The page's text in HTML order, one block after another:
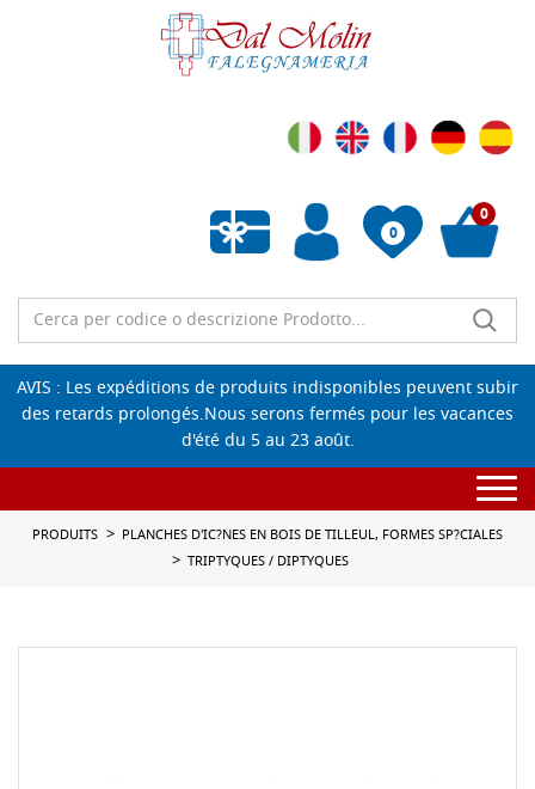
0
Liste de souhaits vide
0
AVIS : Les expéditions de produits indisponibles peuvent subir
des retards prolongés.Nous serons fermés pour les vacances
d'été du 5 au 23 août.
PRODUITS
PLANCHES D'IC?NES EN BOIS DE TILLEUL, FORMES SP?CIALES
TRIPTYQUES / DIPTYQUES